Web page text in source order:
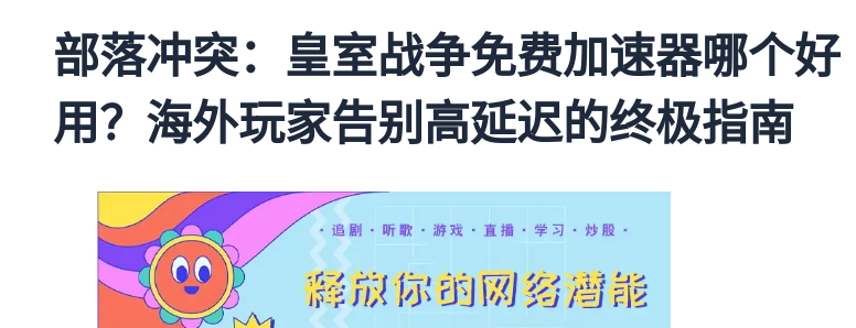
部落冲突：皇室战争免费加速器哪个好
用？海外玩家告别高延迟的终极指南